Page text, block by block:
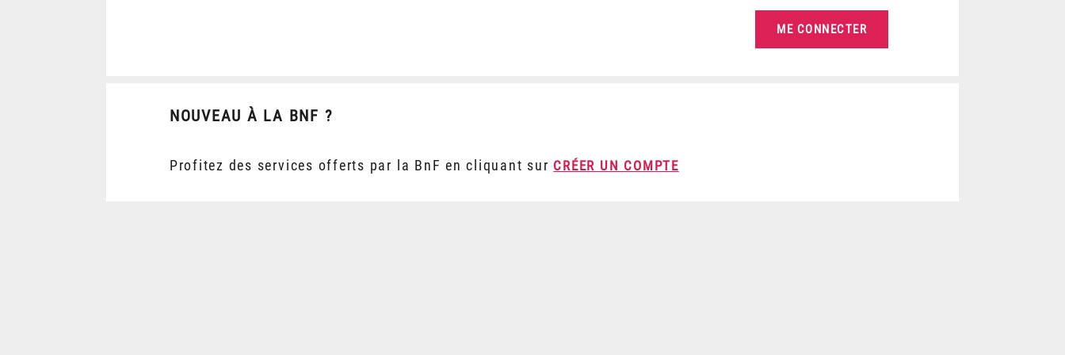
NOUVEAU À LA BNF ?
Profitez des services offerts par la BnF en cliquant sur CRÉER UN COMPTE